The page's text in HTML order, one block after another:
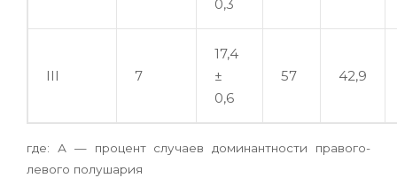
0,3
III 7
17,4
±
0,6
57 42,9
где: А — процент случаев доминантности правого-
левого полушария